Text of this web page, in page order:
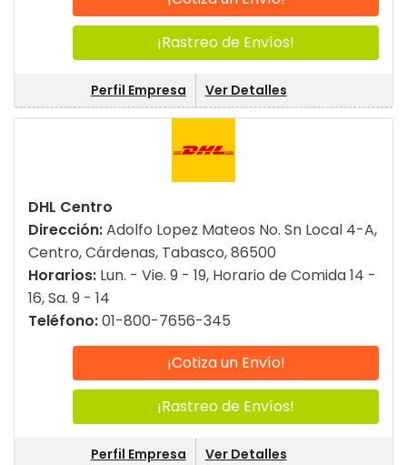
¡Rastreo de Envíos!
Perfil Empresa Ver Detalles
DHL Centro
Dirección:Adolfo Lopez Mateos No. Sn Local 4-A,
Centro, Cárdenas, Tabasco, 86500
Horarios: Lun. - Vie. 9 - 19, Horario de Comida 14 -
16, Sa. 9 - 14
Teléfono:01-800-7656-345
¡Cotiza un Envío!
¡Rastreo de Envíos!
Perfil Empresa Ver Detalles